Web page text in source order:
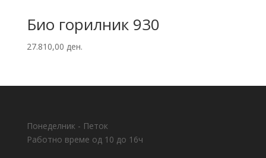
Био горилник 930
27.810,00 ден.
Понеделник - Петок
Работно време од 10 до 16ч